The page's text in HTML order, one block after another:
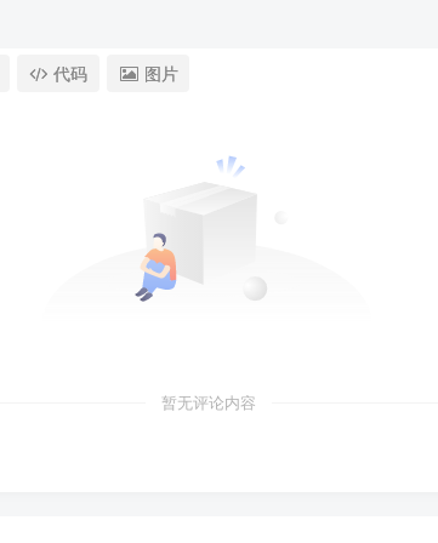
代码 图片
暂无评论内容